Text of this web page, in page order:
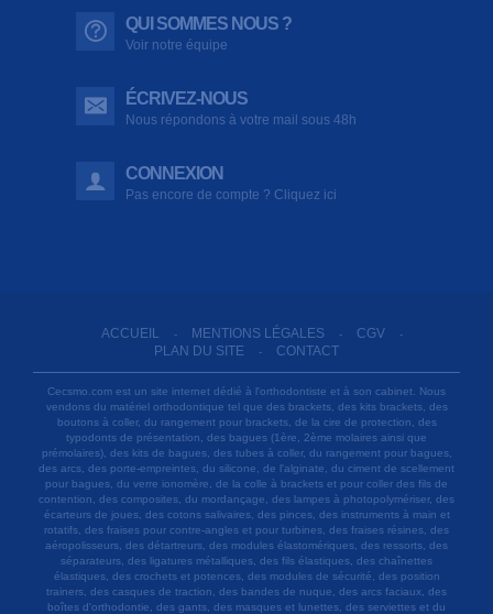
QUI SOMMES NOUS ?
Voir notre équipe
ÉCRIVEZ-NOUS
Nous répondons à votre mail sous 48h
CONNEXION
Pas encore de compte ? Cliquez ici
ACCUEIL - MENTIONS LÉGALES - CGV -
PLAN DU SITE - CONTACT
Cecsmo.com est un site internet dédié à l'orthodontiste et à son cabinet. Nous
vendons du matériel orthodontique tel que des brackets, des kits brackets, des
boutons à coller, du rangement pour brackets, de la cire de protection, des
typodonts de présentation, des bagues (1ère, 2ème molaires ainsi que
prémolaires), des kits de bagues, des tubes à coller, du rangement pour bagues,
des arcs, des porte-empreintes, du silicone, de l'alginate, du ciment de scellement
pour bagues, du verre ionomère, de la colle à brackets et pour coller des fils de
contention, des composites, du mordançage, des lampes à photopolymériser, des
écarteurs de joues, des cotons salivaires, des pinces, des instruments à main et
rotatifs, des fraises pour contre-angles et pour turbines, des fraises résines, des
aéropolisseurs, des détartreurs, des modules élastomériques, des ressorts, des
séparateurs, des ligatures métalliques, des fils élastiques, des chaînettes
élastiques, des crochets et potences, des modules de sécurité, des position
trainers, des casques de traction, des bandes de nuque, des arcs faciaux, des
boîtes d'orthodontie, des gants, des masques et lunettes, des serviettes et du